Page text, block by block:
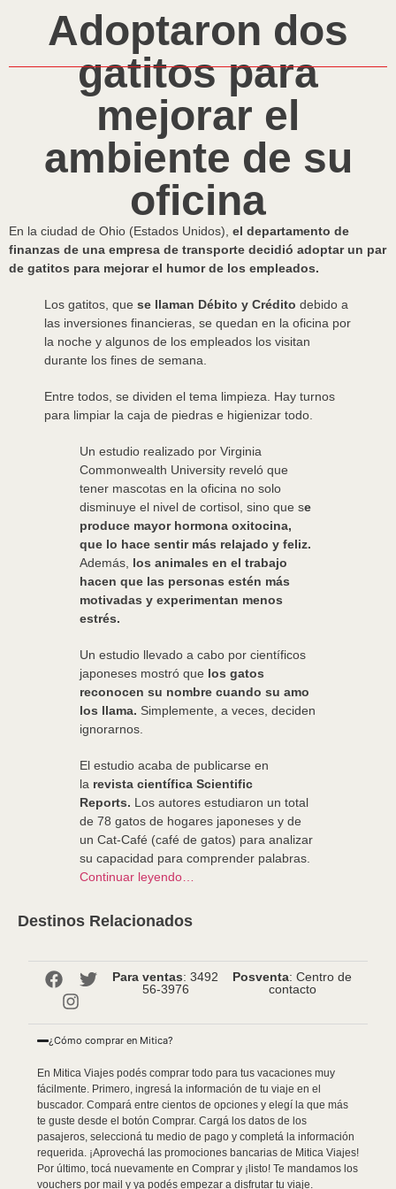
Adoptaron dos
gatitos para
mejorar el
ambiente de su
oficina
En la ciudad de Ohio (Estados Unidos), el departamento de
finanzas de una empresa de transporte decidió adoptar un par
de gatitos para mejorar el humor de los empleados.
Los gatitos, que se llaman Débito y Crédito debido a
las inversiones financieras, se quedan en la oficina por
la noche y algunos de los empleados los visitan
durante los fines de semana.
Entre todos, se dividen el tema limpieza. Hay turnos
para limpiar la caja de piedras e higienizar todo.
Un estudio realizado por Virginia
Commonwealth University reveló que
tener mascotas en la oficina no solo
disminuye el nivel de cortisol, sino que se
produce mayor hormona oxitocina,
que lo hace sentir más relajado y feliz.
Además, los animales en el trabajo
hacen que las personas estén más
motivadas y experimentan menos
estrés.
Un estudio llevado a cabo por científicos
japoneses mostró que los gatos
reconocen su nombre cuando su amo
los llama. Simplemente, a veces, deciden
ignorarnos.
El estudio acaba de publicarse en
la revista científica Scientific
Reports. Los autores estudiaron un total
de 78 gatos de hogares japoneses y de
un Cat-Café (café de gatos) para analizar
su capacidad para comprender palabras.
Continuar leyendo…
Destinos Relacionados
Para ventas: 3492
56-3976
Posventa: Centro de
contacto
¿Cómo comprar en Mitica?
En Mitica Viajes podés comprar todo para tus vacaciones muy
fácilmente. Primero, ingresá la información de tu viaje en el
buscador. Compará entre cientos de opciones y elegí la que más
te guste desde el botón Comprar. Cargá los datos de los
pasajeros, seleccioná tu medio de pago y completá la información
requerida. ¡Aprovechá las promociones bancarias de Mitica Viajes!
Por último, tocá nuevamente en Comprar y ¡listo! Te mandamos los
vouchers por mail y ya podés empezar a disfrutar tu viaje.